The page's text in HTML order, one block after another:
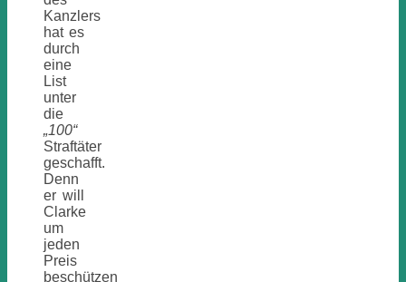
Kanzlers
hat es
durch
eine
List
unter
die
„100“
Straftäter
geschafft.
Denn
er will
Clarke
um
jeden
Preis
beschützen